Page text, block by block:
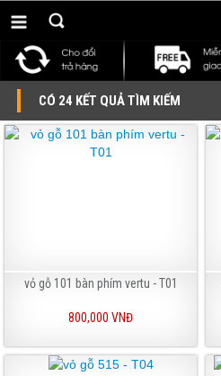
CÓ 24 KẾT QUẢ TÌM KIẾM
vỏ gỗ 101 bàn phím vertu - T01
800,000 VNĐ